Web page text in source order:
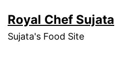
to
content
Royal Chef Sujata
Sujata's Food Site